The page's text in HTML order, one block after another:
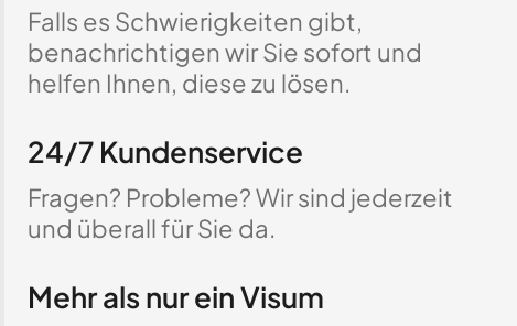
Falls es Schwierigkeiten gibt,
benachrichtigen wir Sie sofort und
helfen Ihnen, diese zu lösen.
24/7 Kundenservice
Fragen? Probleme? Wir sind jederzeit
und überall für Sie da.
Mehr als nur ein Visum